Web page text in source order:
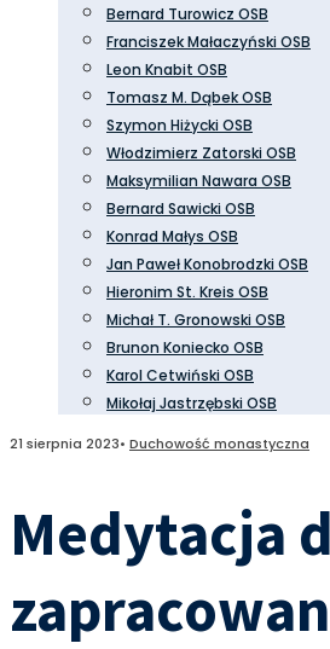
Bernard Turowicz OSB
Franciszek Małaczyński OSB
Leon Knabit OSB
Tomasz M. Dąbek OSB
Szymon Hiżycki OSB
Włodzimierz Zatorski OSB
Maksymilian Nawara OSB
Bernard Sawicki OSB
Konrad Małys OSB
Jan Paweł Konobrodzki OSB
Hieronim St. Kreis OSB
Michał T. Gronowski OSB
Brunon Koniecko OSB
Karol Cetwiński OSB
Mikołaj Jastrzębski OSB
21 sierpnia 2023• Duchowość monastyczna
Medytacja